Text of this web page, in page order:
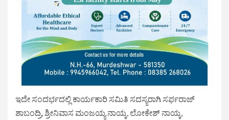
ಇದೇ ಸಂದರ್ಭದಲ್ಲಿ ಕಾರ್ಯಕಾರಿ ಸಮಿತಿ ಸದಸ್ಯರಾಗಿ ಸರ್ಫರಾಜ್
ಶಾಬಂದ್ರಿ, ಶ್ರೀನಿವಾಸ ಮಂಜಯ್ಯ ನಾಯ್ಕ, ಲೋಕೇಶ್ ನಾಯ್ಕ,